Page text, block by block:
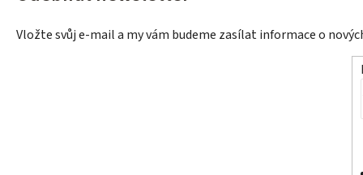
Vložte svůj e-mail a my vám budeme zasílat informace o